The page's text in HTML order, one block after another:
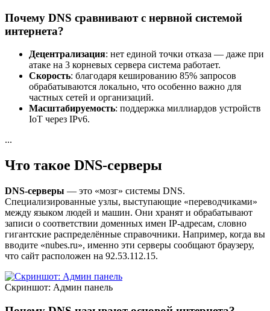
Почему DNS сравнивают с нервной системой
интернета?
Децентрализация: нет единой точки отказа — даже при
атаке на 3 корневых сервера система работает.
Скорость: благодаря кешированию 85% запросов
обрабатываются локально, что особенно важно для
частных сетей и организаций.
Масштабируемость: поддержка миллиардов устройств
IoT через IPv6.
...
Что такое DNS-серверы
DNS-серверы — это «мозг» системы DNS.
Специализированные узлы, выступающие «переводчиками»
между языком людей и машин. Они хранят и обрабатывают
записи о соответствии доменных имен IP-адресам, словно
гигантские распределённые справочники. Например, когда вы
вводите «nubes.ru», именно эти серверы сообщают браузеру,
что сайт расположен на 92.53.112.15.
Скриншот: Админ панель